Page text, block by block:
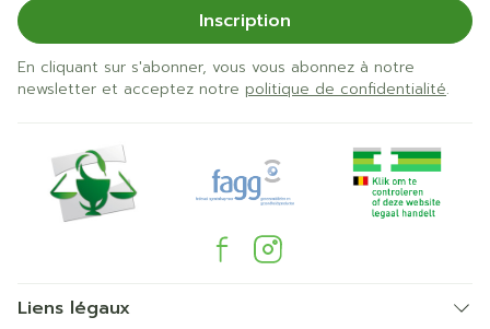
Inscription
En cliquant sur s'abonner, vous vous abonnez à notre
newsletter et acceptez notre politique de confidentialité.
Liens légaux